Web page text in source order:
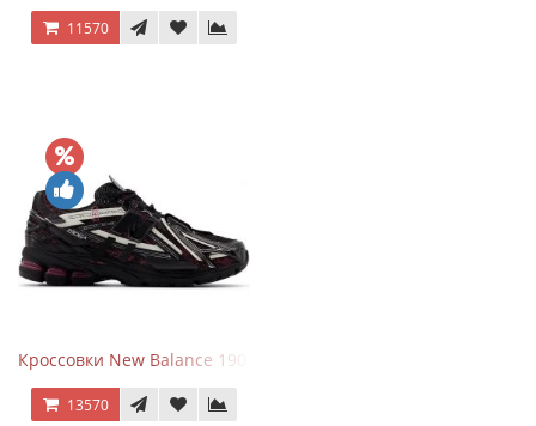
11570
Кроссовки New Balance 1906A Dragon Berry
13570